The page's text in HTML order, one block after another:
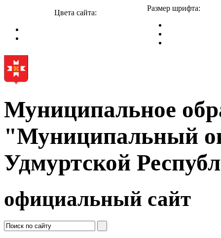
Цвета сайта:
Размер шрифта:
Муниципальное
"Муниципальный
Удмуртской
официальный сайт